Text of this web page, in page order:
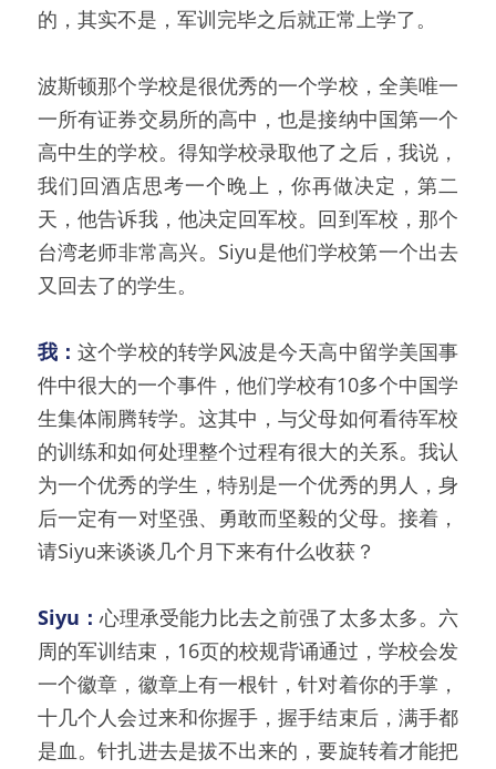
的，其实不是，军训完毕之后就正常上学了。
波斯顿那个学校是很优秀的一个学校，全美唯一
一所有证券交易所的高中，也是接纳中国第一个
高中生的学校。得知学校录取他了之后，我说，
我们回酒店思考一个晚上，你再做决定，第二
天，他告诉我，他决定回军校。回到军校，那个
台湾老师非常高兴。Siyu是他们学校第一个出去
又回去了的学生。
我：这个学校的转学风波是今天高中留学美国事
件中很大的一个事件，他们学校有10多个中国学
生集体闹腾转学。这其中，与父母如何看待军校
的训练和如何处理整个过程有很大的关系。我认
为一个优秀的学生，特别是一个优秀的男人，身
后一定有一对坚强、勇敢而坚毅的父母。接着，
请Siyu来谈谈几个月下来有什么收获？
Siyu：心理承受能力比去之前强了太多太多。六
周的军训结束，16页的校规背诵通过，学校会发
一个徽章，徽章上有一根针，针对着你的手掌，
十几个人会过来和你握手，握手结束后，满手都
是血。针扎进去是拔不出来的，要旋转着才能把